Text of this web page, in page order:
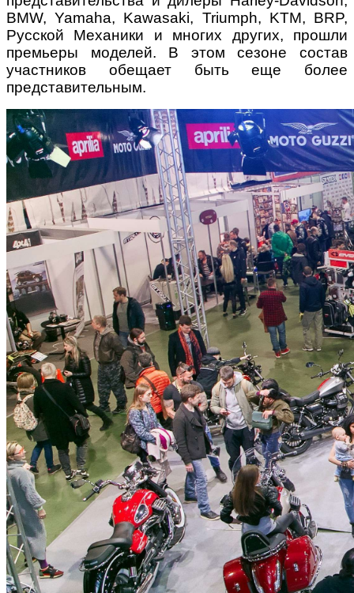
BMW, Yamaha, Kawasaki, Triumph, KTM, BRP,
Русской Механики и многих других, прошли
премьеры моделей. В этом сезоне состав
участников обещает быть еще более
представительным.